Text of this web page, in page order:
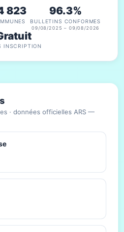
823 96.3%
BULLETINS CONFORMES
09/08/2025 – 09/08/2026
INSCRIPTION
· données officielles ARS —